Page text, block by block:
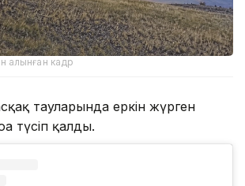
алынған кадр
тауларында еркін жүрген
түсіп қалды.